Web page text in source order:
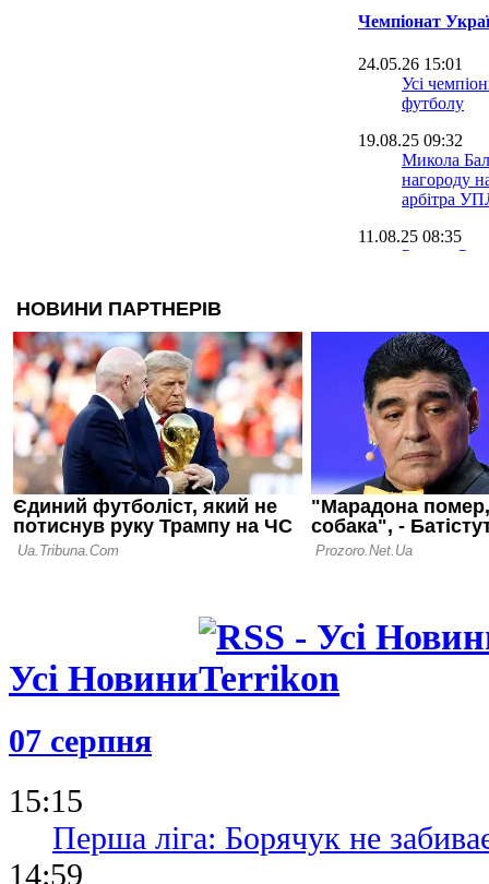
Чемпіонат
24.05.26 15:01
Усі
футболу
19.08.25 09:32
Микола
нагороду
арбітра
11.08.25 08:35
Руслан
28.06.25 17:45
УПЛ
2024/25
20.06.25 16:47
Костишин
помилку
Усі Новини
07 серпня
15:15
Перша ліга: Борячук не
14:59